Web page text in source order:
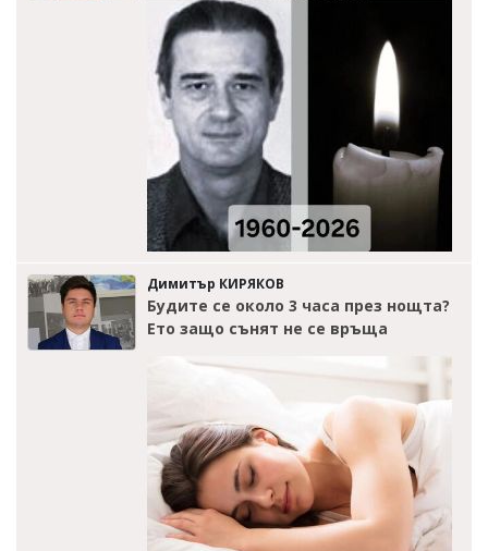
Димитър КИРЯКОВ
Будите се около 3 часа през нощта?
Ето защо сънят не се връща